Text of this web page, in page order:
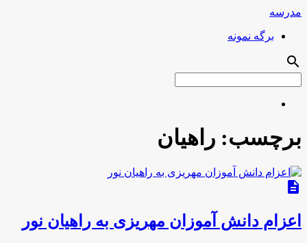
مدرسه
برگه نمونه
search
برچسب: راهیان
description
اعزام دانش آموزان مهریزی به راهیان نور